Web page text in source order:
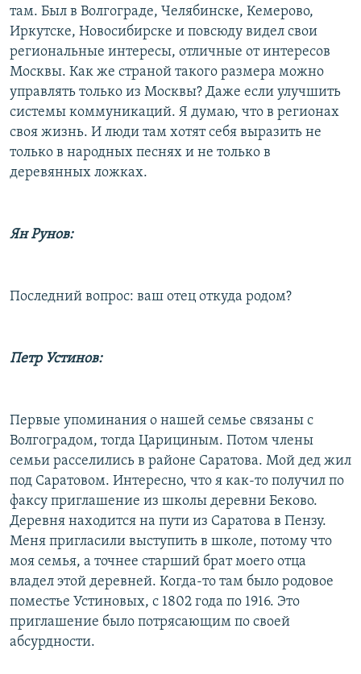
там. Был в Волгограде, Челябинске, Кемерово,
Иркутске, Новосибирске и повсюду видел свои
региональные интересы, отличные от интересов
Москвы. Как же страной такого размера можно
управлять только из Москвы? Даже если улучшить
системы коммуникаций. Я думаю, что в регионах
своя жизнь. И люди там хотят себя выразить не
только в народных песнях и не только в
деревянных ложках.
Ян Рунов:
Последний вопрос: ваш отец откуда родом?
Петр Устинов:
Первые упоминания о нашей семье связаны с
Волгоградом, тогда Царициным. Потом члены
семьи расселились в районе Саратова. Мой дед жил
под Саратовом. Интересно, что я как-то получил по
факсу приглашение из школы деревни Беково.
Деревня находится на пути из Саратова в Пензу.
Меня пригласили выступить в школе, потому что
моя семья, а точнее старший брат моего отца
владел этой деревней. Когда-то там было родовое
поместье Устиновых, с 1802 года по 1916. Это
приглашение было потрясающим по своей
абсурдности.